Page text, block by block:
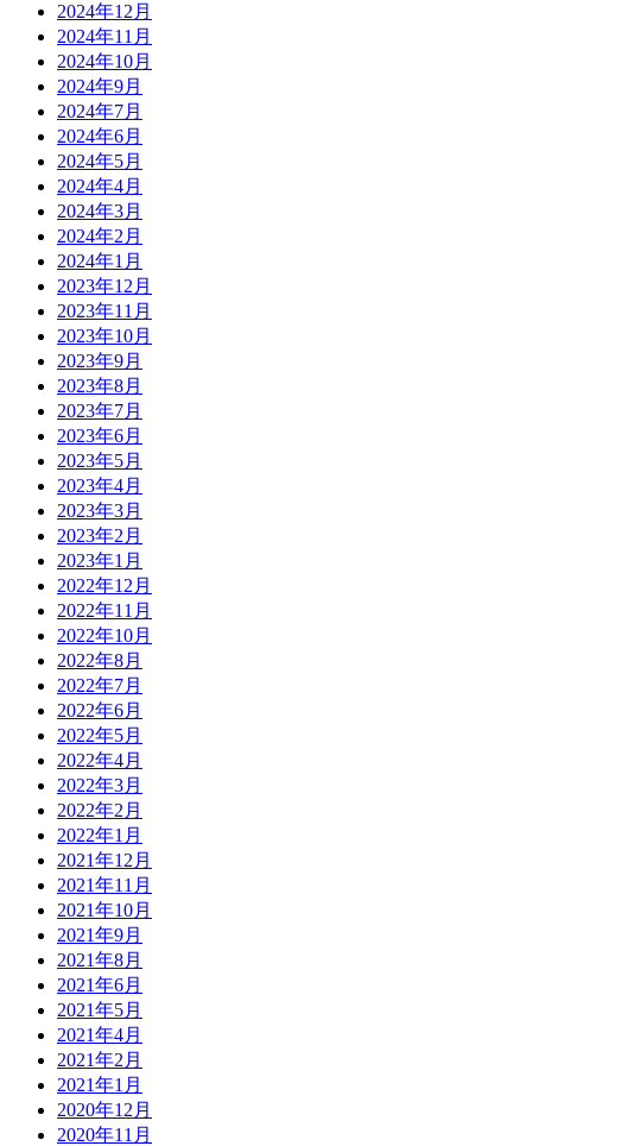
2024年12月
2024年11月
2024年10月
2024年9月
2024年7月
2024年6月
2024年5月
2024年4月
2024年3月
2024年2月
2024年1月
2023年12月
2023年11月
2023年10月
2023年9月
2023年8月
2023年7月
2023年6月
2023年5月
2023年4月
2023年3月
2023年2月
2023年1月
2022年12月
2022年11月
2022年10月
2022年8月
2022年7月
2022年6月
2022年5月
2022年4月
2022年3月
2022年2月
2022年1月
2021年12月
2021年11月
2021年10月
2021年9月
2021年8月
2021年6月
2021年5月
2021年4月
2021年2月
2021年1月
2020年12月
2020年11月